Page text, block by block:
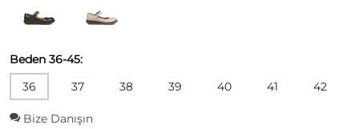
Beden 36-45:
36
37 38 39 40 41 42
Bize Danışın